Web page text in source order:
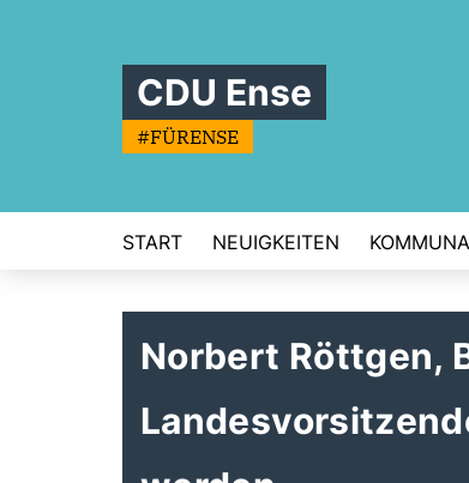
CDU Ense
#FÜRENSE
START NEUIGKEITEN
Norbert Röttgen,